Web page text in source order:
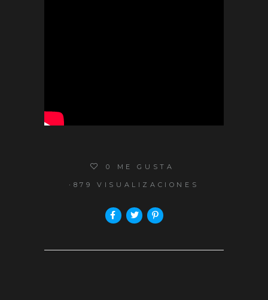
0 ME GUSTA
879 VISUALIZACIONES